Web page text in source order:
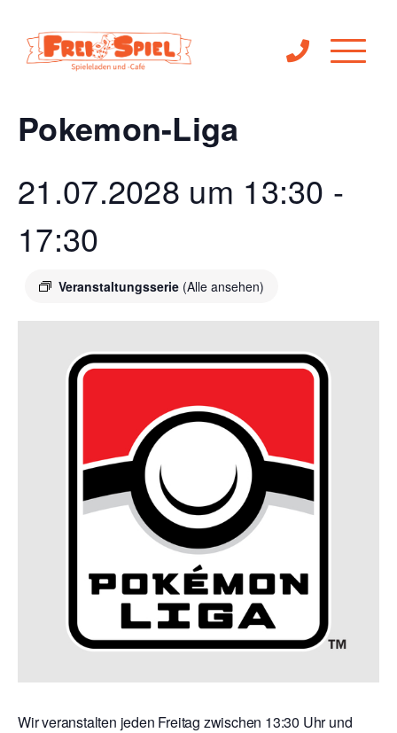
« Alle Veranstaltungen
Pokemon-Liga
21.07.2028 um 13:30 -
17:30
Veranstaltungsserie (Alle ansehen)
Wir veranstalten jeden Freitag zwischen 13:30 Uhr und